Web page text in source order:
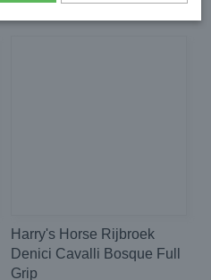
Harry's Horse Rijbroek
Denici Cavalli Bosque Full
Grip